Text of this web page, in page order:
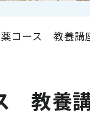
コース 教養講
教養